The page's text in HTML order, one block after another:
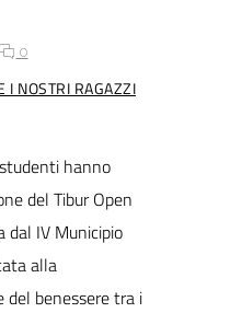
0
I NOSTRI RAGAZZI
hanno
del Tibur Open
dal IV Municipio
alla
del benessere tra i